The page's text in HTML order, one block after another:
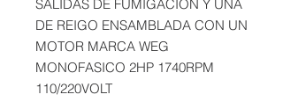
SALIDAS DE FUMIGACION Y UNA
DE REIGO ENSAMBLADA CON UN
MOTOR MARCA WEG
MONOFASICO 2HP 1740RPM
110/220VOLT